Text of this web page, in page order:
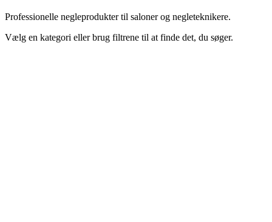
Professionelle negleprodukter til saloner og negleteknikere.
Vælg en kategori eller brug filtrene til at finde det, du søger.